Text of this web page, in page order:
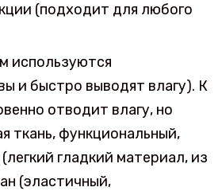
(подходит для любого
используются
и быстро выводят влагу). К
отводит влагу, но
ткань, функциональный,
гладкий материал, из
(эластичный,